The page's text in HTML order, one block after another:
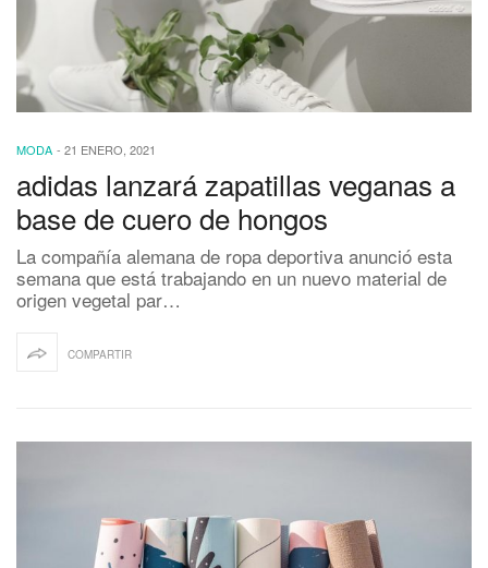
MODA - 21 ENERO, 2021
adidas lanzará zapatillas veganas a
base de cuero de hongos
La compañía alemana de ropa deportiva anunció esta
semana que está trabajando en un nuevo material de
origen vegetal par…
COMPARTIR